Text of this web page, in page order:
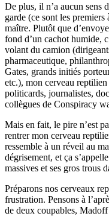
De plus, il n’a aucun sens
garde (ce sont les
maître. Plutôt que
fond d’un cachot humide,
volant du camion
pharmaceutique,
Gates, grands initiés
etc.), mon cerveau reptilien
politicards, journalistes,
collègues de Conspiracy
Mais en fait, le pire n’est
rentrer mon cerveau
ressemble à un réveil au
dégrisement, et ça
massives et ses gros trous
Préparons nos cerveaux
frustration. Pensons à
de deux coupables,